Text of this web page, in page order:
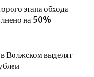
этапа обхода
на 50%
Волжском выделят